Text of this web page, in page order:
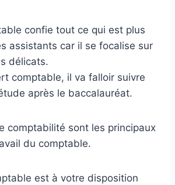
confie tout ce qui est plus
assistants car il se focalise sur
délicats.
comptable, il va falloir suivre
après le baccalauréat.
comptabilité sont les principaux
du comptable.
est à votre disposition